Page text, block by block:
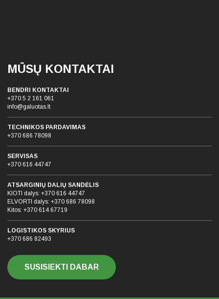
MŪSŲ KONTAKTAI
BENDRI KONTAKTAI
+370 5 2 161 061
info@galuotas.lt
TECHNIKOS PARDAVIMAS
+370 686 78098
SERVISAS
+370 616 44747
ATSARGINIŲ DALIŲ SANDĖLIS
KIOTI dalys: +370 616 44747
ELVORTI dalys: +370 686 78098
Kitos: +370 614 67719
LOGISTIKOS SKYRIUS
+370 686 82493
SUSISIEKTI DABAR